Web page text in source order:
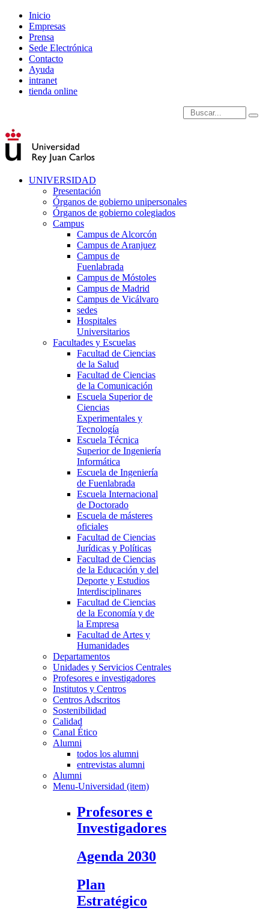
Inicio
Empresas
Prensa
Sede Electrónica
Contacto
Ayuda
intranet
tienda online
Introduce términos de
UNIVERSIDAD
Presentación
Órganos de gobierno unipersonales
Órganos de gobierno colegiados
Campus
Campus de Alcorcón
Campus de Aranjuez
Campus de
Fuenlabrada
Campus de Móstoles
Campus de Madrid
Campus de Vicálvaro
sedes
Hospitales
Universitarios
Facultades y Escuelas
Facultad de Ciencias
de la Salud
Facultad de Ciencias
de la Comunicación
Escuela Superior de
Ciencias
Experimentales y
Tecnología
Escuela Técnica
Superior de Ingeniería
Informática
Escuela de Ingeniería
de Fuenlabrada
Escuela Internacional
de Doctorado
Escuela de másteres
oficiales
Facultad de Ciencias
Jurídicas y Políticas
Facultad de Ciencias
de la Educación y del
Deporte y Estudios
Interdisciplinares
Facultad de Ciencias
de la Economía y de
la Empresa
Facultad de Artes y
Humanidades
Departamentos
Unidades y Servicios Centrales
Profesores e investigadores
Institutos y Centros
Centros Adscritos
Sostenibilidad
Calidad
Canal Ético
Alumni
todos los alumni
entrevistas alumni
Alumni
Menu-Universidad (item)
Profesores e
Investigadores
Agenda 2030
Plan
Estratégico